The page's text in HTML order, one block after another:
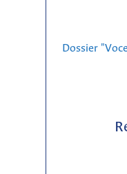
Dossier